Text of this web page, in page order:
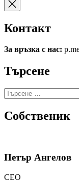
Контакт
За връзка с нас:
Търсене
Търсене
за:
Собственик
Петър Ангелов
CEO